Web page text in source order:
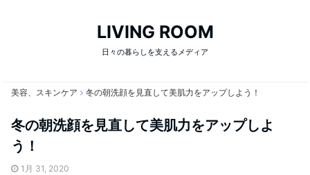
LIVING ROOM
日々の暮らしを支えるメディア
美容、スキンケア 冬の朝洗顔を見直して美肌力をアップしよう！
冬の朝洗顔を見直して美肌力をアップしよ
う！
1月 31, 2020